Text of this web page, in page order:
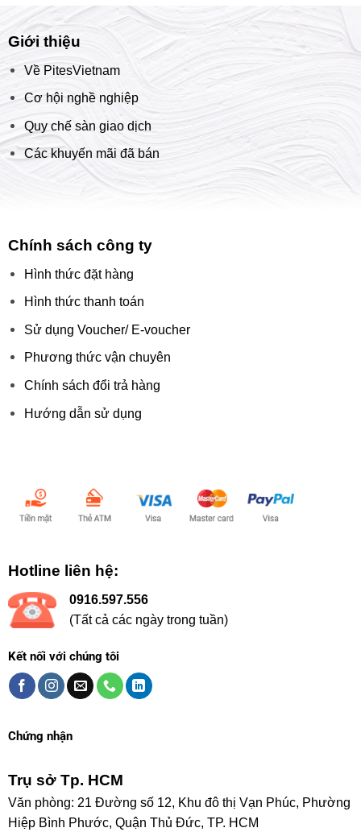
Giới thiệu
Về PitesVietnam
Cơ hội nghề nghiệp
Quy chế sàn giao dịch
Các khuyến mãi đã bán
Chính sách công ty
Hình thức đặt hàng
Hình thức thanh toán
Sử dụng Voucher/ E-voucher
Phương thức vận chuyên
Chính sách đổi trả hàng
Hướng dẫn sử dụng
Hotline liên hệ:
0916.597.556
(Tất cả các ngày trong tuần)
Kết nối với chúng tôi
Chứng nhận
Trụ sở Tp. HCM
Văn phòng: 21 Đường số 12, Khu đô thị Vạn Phúc, Phường
Hiệp Bình Phước, Quận Thủ Đức, TP. HCM